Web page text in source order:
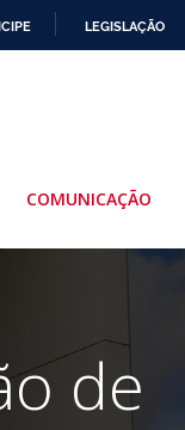
LEGISLAÇÃO
COMUNICAÇÃO
de